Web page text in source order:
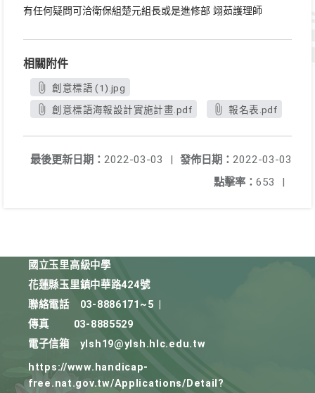
有任何疑問可洽衛保組楚元組長或是進修部 翊茹護理師
相關附件
創意標語 (1).jpg
創意標語海報設計實施計畫.pdf
報名表.pdf
發佈日期： 2022-03-03
最後更新日期： 2022-03-03
|
點擊率： 653 |
國立玉里高級中學
花蓮縣玉里鎮中華路424號
聯絡電話
03-8886171~5
傳真
03-8885529
電子信箱
ylsh19@ylsh.hlc.edu.tw
https://www.handicap-
free.nat.gov.tw/Applications/Detail?